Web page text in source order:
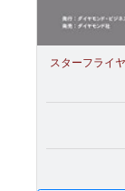
スターフライ